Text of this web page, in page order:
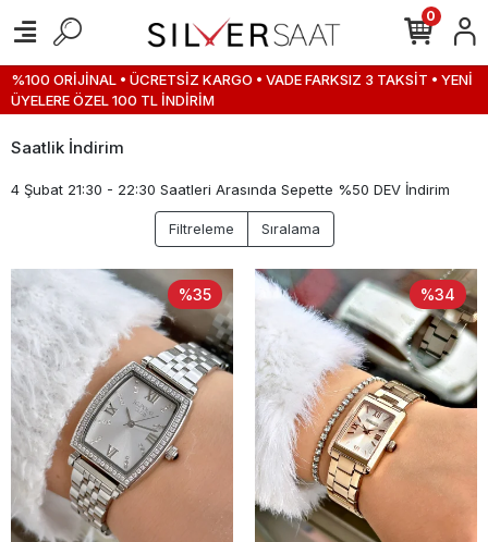
%100 ORİJİNAL • ÜCRETSİZ KARGO • VADE FARKSIZ 3 TAKSİT • YENİ
ÜYELERE ÖZEL 100 TL İNDİRİM
0
Saatlik İndirim
4 Şubat 21:30 - 22:30 Saatleri Arasında Sepette %50 DEV İndirim
Filtreleme Sıralama
%35 %34